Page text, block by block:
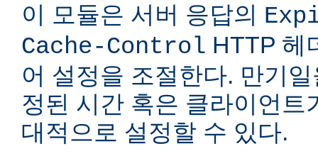
이 모듈은 서버 응답의
Cache-Control HTTP 헤
어 설정을 조절한다. 만기
정된 시간 혹은 클라이언트
대적으로 설정할 수 있다.